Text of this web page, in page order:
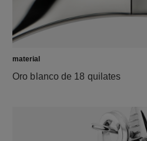
material
Oro blanco de 18 quilates